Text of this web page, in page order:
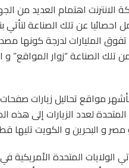
الانترنت اهتمام العديد من
عن تلك الصناعة لتأتي
تفوق المليارات لدرجة
تلك الصناعة “زوار المواقع”
مواقع تحاليل زيارات صفحات
الولايات المتحدة الأمريكية